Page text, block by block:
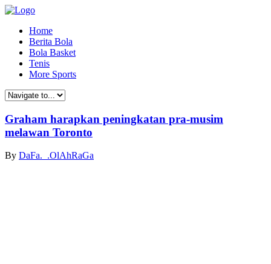
Home
Berita Bola
Bola Basket
Tenis
More Sports
Graham harapkan peningkatan pra-musim
melawan Toronto
By DaFa._.OlAhRaGa